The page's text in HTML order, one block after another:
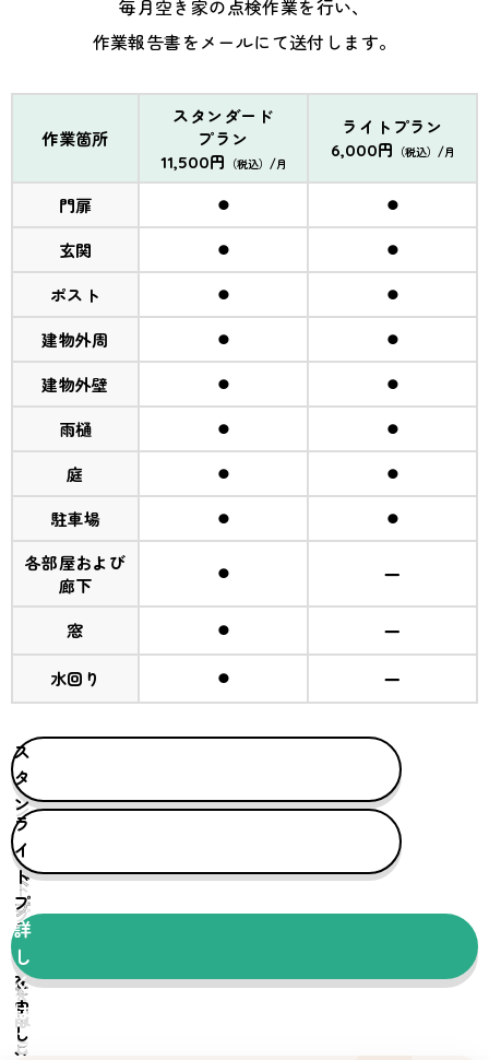
毎月空き家の点検作業を行い、
作業報告書をメールにて送付します。
作業箇所
スタンダード
プラン
11,500円
（税込）/月
ライトプラン
6,000円
（税込）/月
門扉 ⚫︎ ⚫︎
玄関 ⚫︎ ⚫︎
ポスト ⚫︎ ⚫︎
建物外周 ⚫︎ ⚫︎
建物外壁 ⚫︎ ⚫︎
雨樋 ⚫︎ ⚫︎
庭 ⚫︎ ⚫︎
駐車場 ⚫︎ ⚫︎
各部屋および
廊下
⚫︎ ー
窓 ⚫︎ ー
水回り ⚫︎ ー
ス
タ
ン
ダ
ー
ド
プ
ラ
ン
を
申
し
ラ
イ
ト
プ
ラ
ン
を
申
し
詳
し
く
は
こ